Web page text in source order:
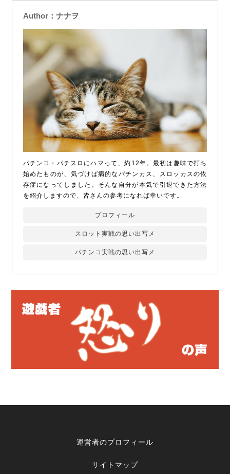
Author：ナナヲ
パチンコ・パチスロにハマって、約12年。最初は趣味で打ち
始めたものが、気づけば病的なパチンカス、スロッカスの依
存症になってしました。そんな自分が本気で引退できた方法
を紹介しますので、皆さんの参考になれば幸いです。
プロフィール
スロット実戦の思い出写メ
パチンコ実戦の思い出写メ
運営者のプロフィール
サイトマップ